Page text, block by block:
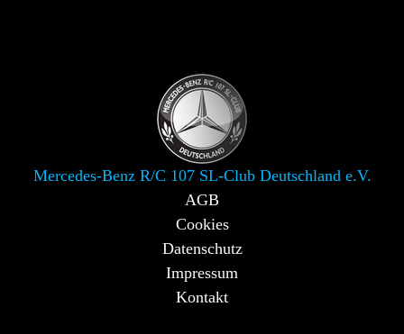
Mercedes-Benz R/C 107 SL-Club Deutschland e.V.
AGB
Cookies
Datenschutz
Impressum
Kontakt